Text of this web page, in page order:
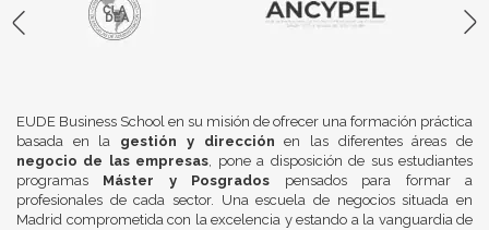
EUDE Business School en su misión de ofrecer una formación práctica
basada en la gestión y dirección en las diferentes áreas de
negocio de las empresas, pone a disposición de sus estudiantes
programas Máster y Posgrados pensados para formar a
profesionales de cada sector. Una escuela de negocios situada en
Madrid comprometida con la excelencia y estando a la vanguardia de